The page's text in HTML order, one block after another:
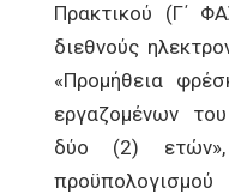
Πρακτικού (Γ΄
διεθνούς
«Προμήθεια
εργαζομένων
δύο (2) ετών»,